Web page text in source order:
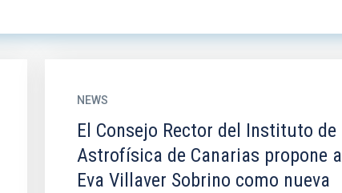
NEWS
El Consejo Rector del Instituto de
Astrofísica de Canarias propone a
Eva Villaver Sobrino como nueva